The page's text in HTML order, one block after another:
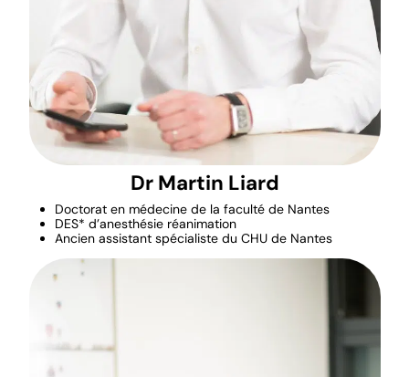
Dr Martin Liard
Doctorat en médecine de la faculté de Nantes
DES* d’anesthésie réanimation
Ancien assistant spécialiste du CHU de Nantes